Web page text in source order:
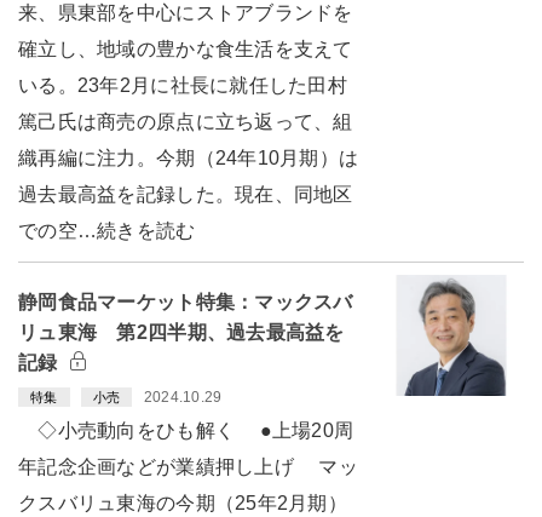
来、県東部を中心にストアブランドを
確立し、地域の豊かな食生活を支えて
いる。23年2月に社長に就任した田村
篤己氏は商売の原点に立ち返って、組
織再編に注力。今期（24年10月期）は
過去最高益を記録した。現在、同地区
での空…続きを読む
静岡食品マーケット特集：マックスバ
リュ東海 第2四半期、過去最高益を
記録
特集 小売 2024.10.29
◇小売動向をひも解く ●上場20周
年記念企画などが業績押し上げ マッ
クスバリュ東海の今期（25年2月期）